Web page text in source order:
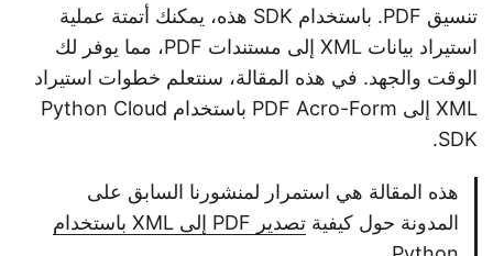
تنسيق PDF. باستخدام SDK هذه، يمكنك أتمتة عملية
استيراد بيانات XML إلى مستندات PDF، مما يوفر لك
الوقت والجهد. في هذه المقالة، سنتعلم خطوات استيراد
XML إلى PDF Acro-Form باستخدام Python Cloud
SDK.
هذه المقالة هي استمرار لمنشورنا السابق على
المدونة حول كيفية
تصدير PDF إلى XML باستخدام